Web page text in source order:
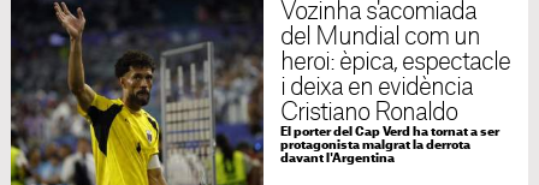
Vozinha s'acomiada
del Mundial com un
heroi: èpica, espectacle
i deixa en evidència
Cristiano Ronaldo
El porter del Cap Verd ha tornat a ser
protagonista malgrat la derrota
davant l'Argentina